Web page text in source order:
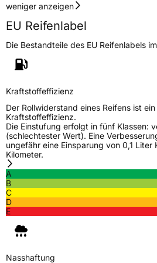
weniger anzeigen
EU Reifenlabel
Die Bestandteile des EU Reifenlabels
Kraftstoffeffizienz
Der Rollwiderstand eines Reifens ist
Kraftstoffeffizienz.
Die Einstufung erfolgt in fünf Klassen:
(schlechtester Wert). Eine
ungefähr eine Einsparung von 0,1 Liter
Kilometer.
A
B
C
D
E
Nasshaftung